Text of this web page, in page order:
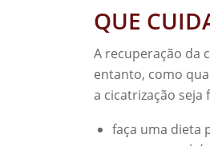
QUE
A recuperação da
entanto, como
a cicatrização seja
faça uma dieta